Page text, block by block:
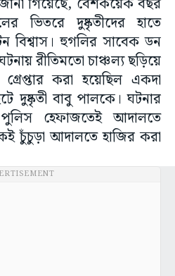
ভিতরে দুষ্কৃতীদের হাতে
বিশ্বাস। হুগলির সাবেক ডন
রীতিমতো চাঞ্চল্য ছড়িয়ে
করা হয়েছিল একদা
দুষ্কৃতী বাবু পালকে। ঘটনার
হেফাজতেই আদালতে
চুঁচুড়া আদালতে হাজির করা